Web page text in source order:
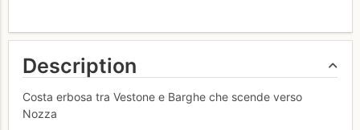
Description
Costa erbosa tra Vestone e Barghe che scende verso
Nozza